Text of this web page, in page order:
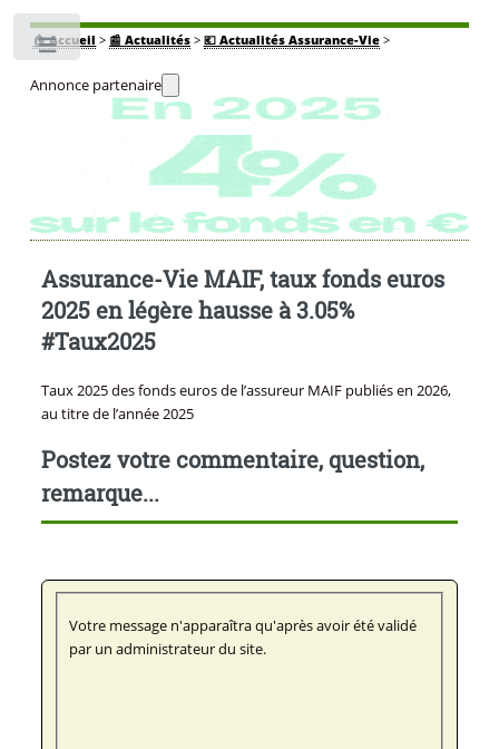
🏠Accueil > 📰 Actualités> 💶 Actualités Assurance-Vie>
Annonce partenaire
Assurance-Vie MAIF, taux fonds euros
2025 en légère hausse à 3.05%
#Taux2025
Taux 2025 des fonds euros de l’assureur MAIF publiés en 2026,
au titre de l’année 2025
Postez votre commentaire, question,
remarque...
Votre message n'apparaîtra qu'après avoir été validé
par un administrateur du site.
Toggle